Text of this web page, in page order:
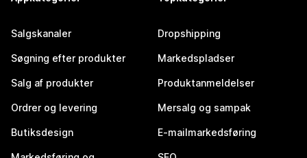
Salgskanaler
Søgning efter produkter
Salg af produkter
Ordrer og levering
Butiksdesign
Dropshipping
Markedspladser
Produktanmeldelser
Mersalg og sampak
E-mailmarkedsføring